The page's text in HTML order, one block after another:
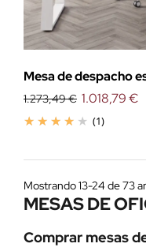
Mesa de despacho
1.273,49 €
(1)
1.018,79 €
Mostrando 13-24 de 73
MESAS DE
Comprar mesas